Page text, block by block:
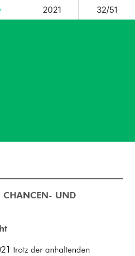
2021 32/51
CHANCEN- UND
trotz der anhaltenden